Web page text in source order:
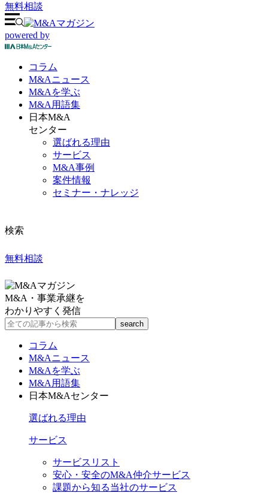
無料相談
powered by
コラム
M&Aニュース
M&Aを学ぶ
M&A 用語集
日本M&A
センター
選ばれる理由
サービス
M&A事例
案件情報
セミナー・ナレッジ
検索
無料相談
M&A・事業承継を
わかりやすく発信
コラム
M&Aニュース
M&Aを学ぶ
M&A用語集
日本M&Aセンター
選ばれる理由
サービス
サービスリスト
安心・安全のM&A仲介サービス
課題から知る当社のサービス